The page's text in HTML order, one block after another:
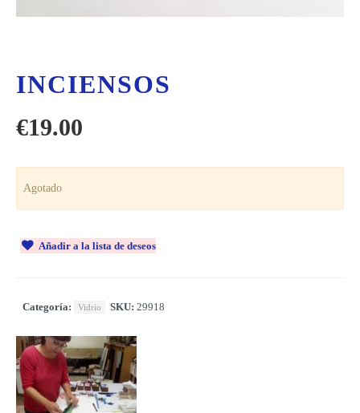
INCIENSOS
€19.00
Agotado
Añadir a la lista de deseos
Categoría: Vidrio SKU: 29918